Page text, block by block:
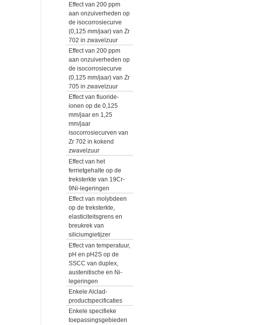
Effect van 200 ppm
aan onzuiverheden op
de isocorrosiecurve
(0,125 mm/jaar) van Zr
702 in zwavelzuur
Effect van 200 ppm
aan onzuiverheden op
de isocorrosiecurve
(0,125 mm/jaar) van Zr
705 in zwavelzuur
Effect van fluoride-
ionen op de 0,125
mm/jaar en 1,25
mm/jaar
isocorrosiecurven van
Zr 702 in kokend
zwavelzuur
Effect van het
ferrietgehalte op de
treksterkte van 19Cr-
9Ni-legeringen
Effect van molybdeen
op de treksterkte,
elasticiteitsgrens en
breukrek van
siliciumgietijzer
Effect van temperatuur,
pH en pH2S op de
SSCC van duplex,
austenitische en Ni-
legeringen
Enkele Alclad-
productspecificaties
Enkele specifieke
toepassingsgebieden